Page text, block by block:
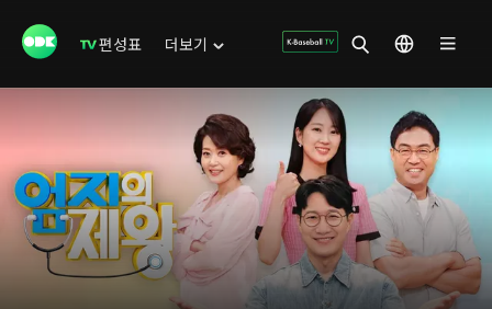
편성표 더보기